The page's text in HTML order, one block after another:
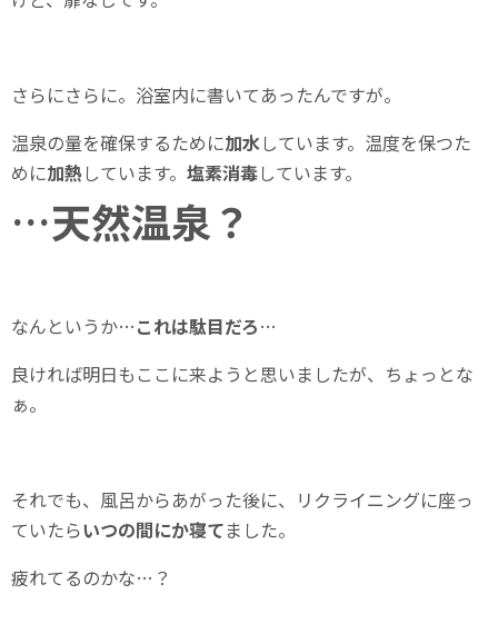
さらにさらに。浴室内に書いてあったんですが。
温泉の量を確保するために加水しています。温度を保つた
めに加熱 しています。 塩素消毒しています。
…天然温泉？
なんというか…これは駄目だろ…
良ければ明日もここに来ようと思いましたが、ちょっとな
ぁ。
それでも、風呂からあがった後に、リクライニングに座っ
ていたらいつの間にか寝てました。
疲れてるのかな…？